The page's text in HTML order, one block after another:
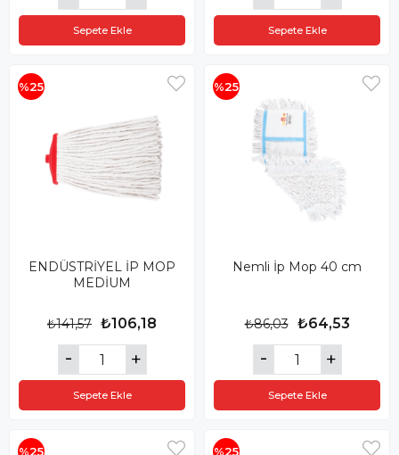
Sepete Ekle Sepete Ekle
ENDÜSTRİYEL İP MOP
MEDİUM
₺106,18
₺141,57
Sepete Ekle
%25
Nemli İp Mop 40 cm
₺64,53
₺86,03
Sepete Ekle
%25
%25 %25